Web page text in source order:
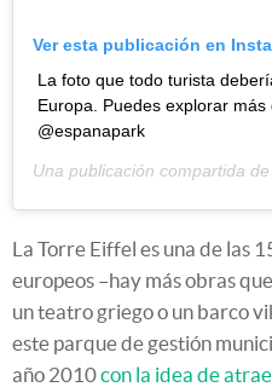
Ver esta publicación en
La foto que todo turista
Europa. Puedes explorar
@espanapark
Una publicación compartida de
La Torre Eiffel es una de las
europeos –hay más obras
un teatro griego o un barco
este parque de gestión
año 2010con la idea de